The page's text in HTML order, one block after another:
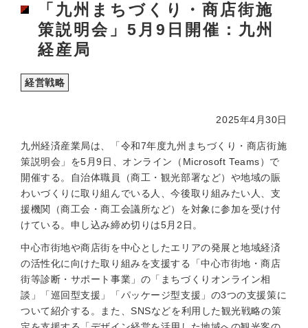
「九州まちづくり・商店街施
策説明会」5月9日開催：九州
経産局
経営戦略
2025年4月30日
九州経済産業局は、「令和7年度九州まちづくり・商店街施
策説明会」を5月9日、オンライン（Microsoft Teams）で
開催する。自治体職員（商工・観光部署など）や地域の賑
わいづくりに取り組んでいる人、今後取り組みたい人、支
援機関（商工会・商工会議所など）を対象に参加を受け付
けている。申し込み締め切りは5月2日。
中心市街地や商店街を中心としたエリアの発展と地域経済
の活性化に向けた取り組みを支援する「中心市街地・商店
街等診断・サポート事業」の「まちづくりオンライン相
談」「巡回型支援」「パッケージ型支援」の3つの支援策に
ついて紹介する。また、SNSなどを利用した観光戦略の策